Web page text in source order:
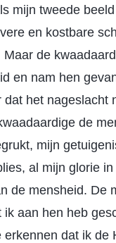
mijn tweede
en kostbare
de
en nam hen
het nageslacht
de
mijn
al mijn glorie
de mensheid. De
aan hen heb
dat ik de